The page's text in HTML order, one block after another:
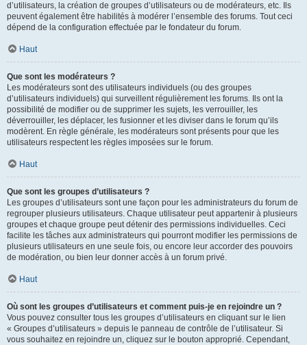
d’utilisateurs, la création de groupes d’utilisateurs ou de modérateurs, etc. Ils
peuvent également être habilités à modérer l’ensemble des forums. Tout ceci
dépend de la configuration effectuée par le fondateur du forum.
Haut
Que sont les modérateurs ?
Les modérateurs sont des utilisateurs individuels (ou des groupes
d’utilisateurs individuels) qui surveillent régulièrement les forums. Ils ont la
possibilité de modifier ou de supprimer les sujets, les verrouiller, les
déverrouiller, les déplacer, les fusionner et les diviser dans le forum qu’ils
modèrent. En règle générale, les modérateurs sont présents pour que les
utilisateurs respectent les règles imposées sur le forum.
Haut
Que sont les groupes d’utilisateurs ?
Les groupes d’utilisateurs sont une façon pour les administrateurs du forum de
regrouper plusieurs utilisateurs. Chaque utilisateur peut appartenir à plusieurs
groupes et chaque groupe peut détenir des permissions individuelles. Ceci
facilite les tâches aux administrateurs qui pourront modifier les permissions de
plusieurs utilisateurs en une seule fois, ou encore leur accorder des pouvoirs
de modération, ou bien leur donner accès à un forum privé.
Haut
Où sont les groupes d’utilisateurs et comment puis-je en rejoindre un ?
Vous pouvez consulter tous les groupes d’utilisateurs en cliquant sur le lien
« Groupes d’utilisateurs » depuis le panneau de contrôle de l’utilisateur. Si
vous souhaitez en rejoindre un, cliquez sur le bouton approprié. Cependant,